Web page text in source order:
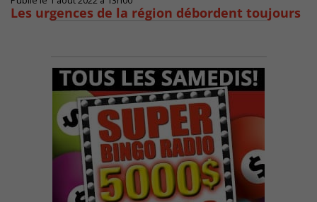
Les urgences de la région débordent toujours